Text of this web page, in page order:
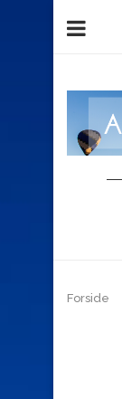
Forside